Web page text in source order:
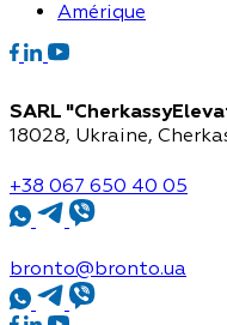
Amérique
SARL
18028, Ukraine,
+38 067 650 40 05
bronto@bronto.ua